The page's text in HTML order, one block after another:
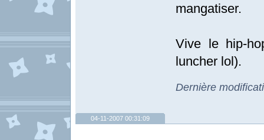
mangatiser.
Vive le hip-
luncher lol).
Dernière
04-11-2007 00:31:09